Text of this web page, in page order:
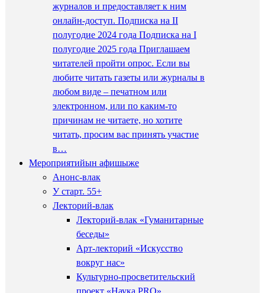
журналов и предоставляет к ним
онлайн-доступ. Подписка на II
полугодие 2024 года Подписка на I
полугодие 2025 года Приглашаем
читателей пройти опрос. Если вы
любите читать газеты или журналы в
любом виде – печатном или
электронном, или по каким-то
причинам не читаете, но хотите
читать, просим вас принять участие
в…
Мероприятийын афишыже
Анонс-влак
У старт. 55+
Лекторий-влак
Лекторий-влак «Гуманитарные
беседы»
Арт-лекторий «Искусство
вокруг нас»
Культурно-просветительский
проект «Наука PRO»